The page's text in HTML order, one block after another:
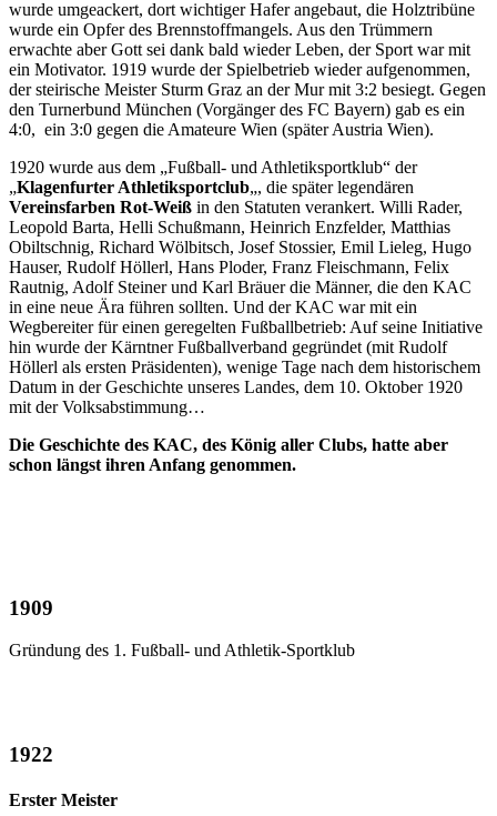
wurde umgeackert, dort wichtiger Hafer angebaut, die Holztribüne
wurde ein Opfer des Brennstoffmangels. Aus den Trümmern
erwachte aber Gott sei dank bald wieder Leben, der Sport war mit
ein Motivator. 1919 wurde der Spielbetrieb wieder aufgenommen,
der steirische Meister Sturm Graz an der Mur mit 3:2 besiegt. Gegen
den Turnerbund München (Vorgänger des FC Bayern) gab es ein
4:0, ein 3:0 gegen die Amateure Wien (später Austria Wien).
1920 wurde aus dem „Fußball- und Athletiksportklub“ der
„Klagenfurter Athletiksportclub„, die später legendären
Vereinsfarben Rot-Weiß in den Statuten verankert. Willi Rader,
Leopold Barta, Helli Schußmann, Heinrich Enzfelder, Matthias
Obiltschnig, Richard Wölbitsch, Josef Stossier, Emil Lieleg, Hugo
Hauser, Rudolf Höllerl, Hans Ploder, Franz Fleischmann, Felix
Rautnig, Adolf Steiner und Karl Bräuer die Männer, die den KAC
in eine neue Ära führen sollten. Und der KAC war mit ein
Wegbereiter für einen geregelten Fußballbetrieb: Auf seine Initiative
hin wurde der Kärntner Fußballverband gegründet (mit Rudolf
Höllerl als ersten Präsidenten), wenige Tage nach dem historischem
Datum in der Geschichte unseres Landes, dem 10. Oktober 1920
mit der Volksabstimmung…
Die Geschichte des KAC, des König aller Clubs, hatte aber
schon längst ihren Anfang genommen.
1909
Gründung des 1. Fußball- und Athletik-Sportklub
1922
Erster Meister